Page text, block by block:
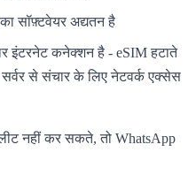
सॉफ़्टवेयर अद्यतन है
इंटरनेट कनेक्शन है - eSIM हटाते
से संचार के लिए नेटवर्क एक्सेस
नहीं कर सकते, तो WhatsApp